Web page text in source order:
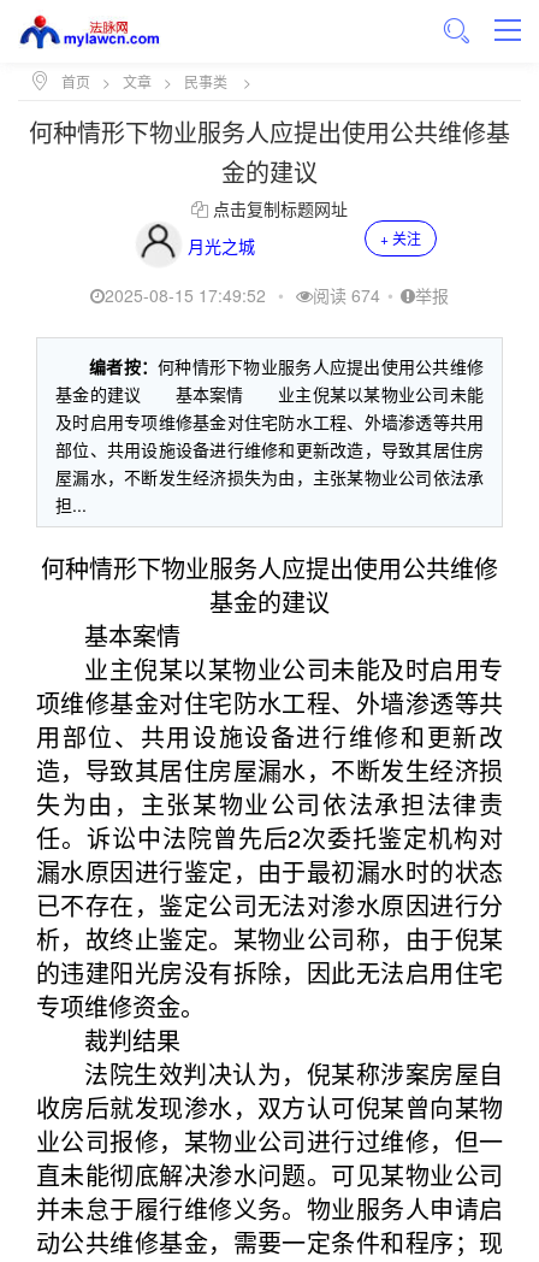
首页 > 文章 > 民事类 >
何种情形下物业服务人应提出使用公共维修基
金的建议
点击复制标题网址
月光之城
+ 关注
2025-08-15 17:49:52 • 阅读 674 • 举报
编者按：何种情形下物业服务人应提出使用公共维修
基金的建议 基本案情 业主倪某以某物业公司未能
及时启用专项维修基金对住宅防水工程、外墙渗透等共用
部位、共用设施设备进行维修和更新改造，导致其居住房
屋漏水，不断发生经济损失为由，主张某物业公司依法承
担...
何种情形下物业服务人应提出使用公共维修
基金的建议
基本案情
业主倪某以某物业公司未能及时启用专
项维修基金对住宅防水工程、外墙渗透等共
用部位、共用设施设备进行维修和更新改
造，导致其居住房屋漏水，不断发生经济损
失为由，主张某物业公司依法承担法律责
任。诉讼中法院曾先后2次委托鉴定机构对
漏水原因进行鉴定，由于最初漏水时的状态
已不存在，鉴定公司无法对渗水原因进行分
析，故终止鉴定。某物业公司称，由于倪某
的违建阳光房没有拆除，因此无法启用住宅
专项维修资金。
裁判结果
法院生效判决认为，倪某称涉案房屋自
收房后就发现渗水，双方认可倪某曾向某物
业公司报修，某物业公司进行过维修，但一
直未能彻底解决渗水问题。可见某物业公司
并未怠于履行维修义务。物业服务人申请启
动公共维修基金，需要一定条件和程序；现